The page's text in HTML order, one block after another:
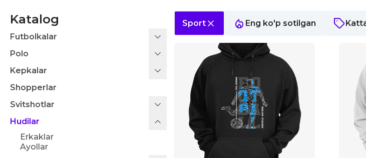
Katalog
Futbolkalar
Polo
Kepkalar
Shopperlar
Svitshotlar
Hudilar
Erkaklar
Ayollar
Sport Eng ko'p sotilgan